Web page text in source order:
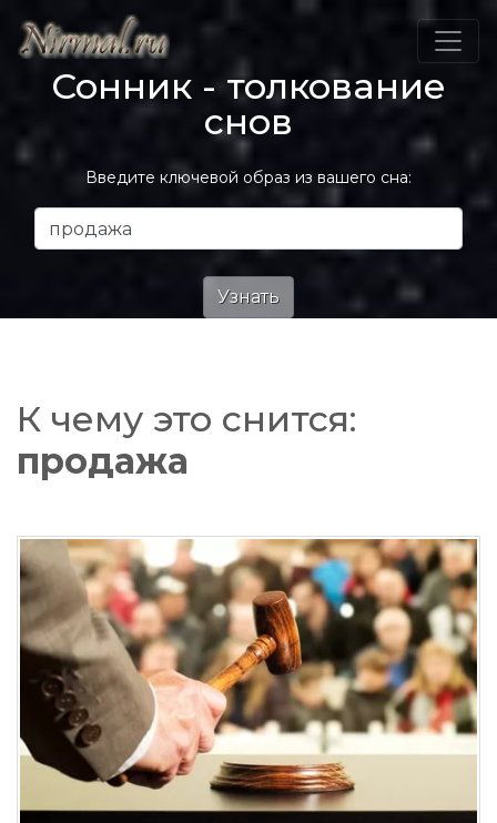
Сонник - толкование
снов
Введите ключевой образ из вашего сна:
К чему это снится:
продажа